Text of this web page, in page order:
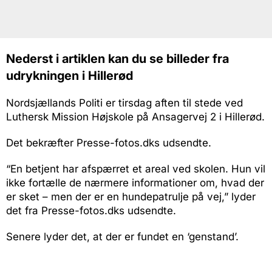
Nederst i artiklen kan du se billeder fra
udrykningen i Hillerød
Nordsjællands Politi er tirsdag aften til stede ved
Luthersk Mission Højskole på Ansagervej 2 i Hillerød.
Det bekræfter Presse-fotos.dks udsendte.
“En betjent har afspærret et areal ved skolen. Hun vil
ikke fortælle de nærmere informationer om, hvad der
er sket – men der er en hundepatrulje på vej,” lyder
det fra Presse-fotos.dks udsendte.
Senere lyder det, at der er fundet en ‘genstand’.